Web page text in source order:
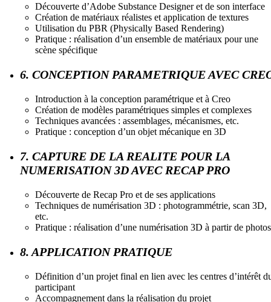
Découverte d’Adobe Substance Designer et de son interface
Création de matériaux réalistes et application de textures
Utilisation du PBR (Physically Based Rendering)
Pratique : réalisation d’un ensemble de matériaux pour une
scène spécifique
6. CONCEPTION PARAMETRIQUE AVEC
Introduction à la conception paramétrique et à Creo
Création de modèles paramétriques simples et complexes
Techniques avancées : assemblages, mécanismes, etc.
Pratique : conception d’un objet mécanique en 3D
7. CAPTURE DE LA REALITE POUR LA
NUMERISATION 3D AVEC RECAP PRO
Découverte de Recap Pro et de ses applications
Techniques de numérisation 3D : photogrammétrie, scan 3D,
etc.
Pratique : réalisation d’une numérisation 3D à partir de photos
8. APPLICATION PRATIQUE
Définition d’un projet final en lien avec les centres d’intérêt
participant
Accompagnement dans la réalisation du projet